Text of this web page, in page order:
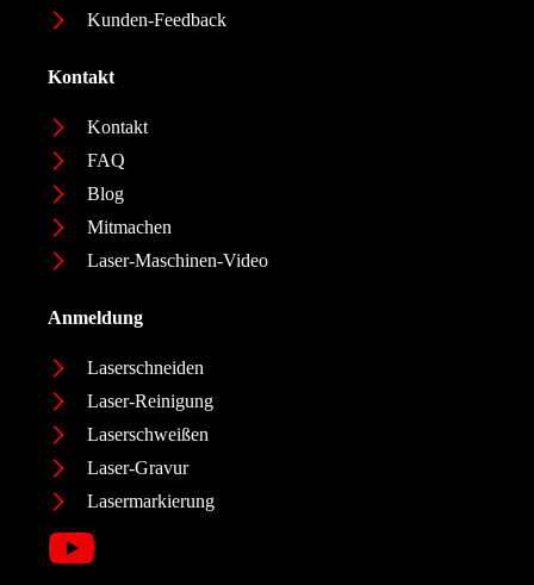
Kunden-Feedback
Kontakt
Kontakt
FAQ
Blog
Mitmachen
Laser-Maschinen-Video
Anmeldung
Laserschneiden
Laser-Reinigung
Laserschweißen
Laser-Gravur
Lasermarkierung